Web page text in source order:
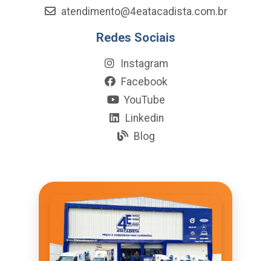
atendimento@4eatacadista.com.br
Redes Sociais
Instagram
Facebook
YouTube
Linkedin
Blog